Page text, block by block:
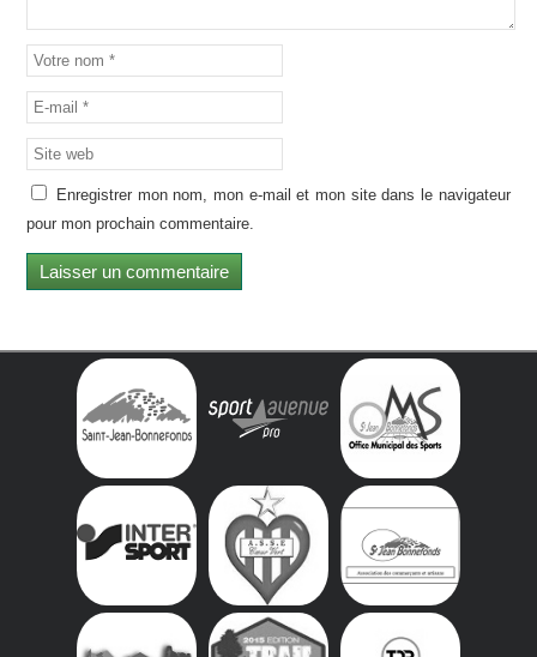
Enregistrer mon nom, mon e-mail et mon site dans le navigateur
pour mon prochain commentaire.